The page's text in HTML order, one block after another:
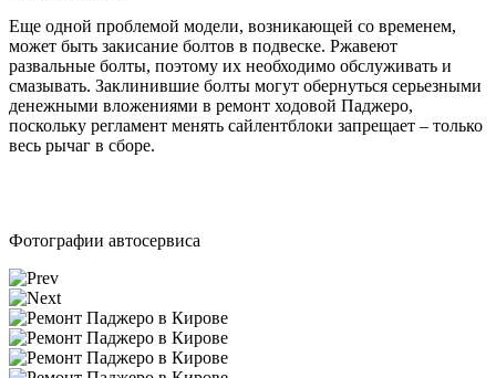
Еще одной проблемой модели, возникающей со временем,
может быть закисание болтов в подвеске. Ржавеют
развальные болты, поэтому их необходимо обслуживать и
смазывать. Заклинившие болты могут обернуться серьезными
денежными вложениями в ремонт ходовой Паджеро,
поскольку регламент менять сайлентблоки запрещает – только
весь рычаг в сборе.
Фотографии автосервиса